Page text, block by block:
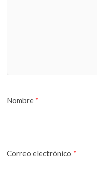
Nombre *
Correo electrónico *